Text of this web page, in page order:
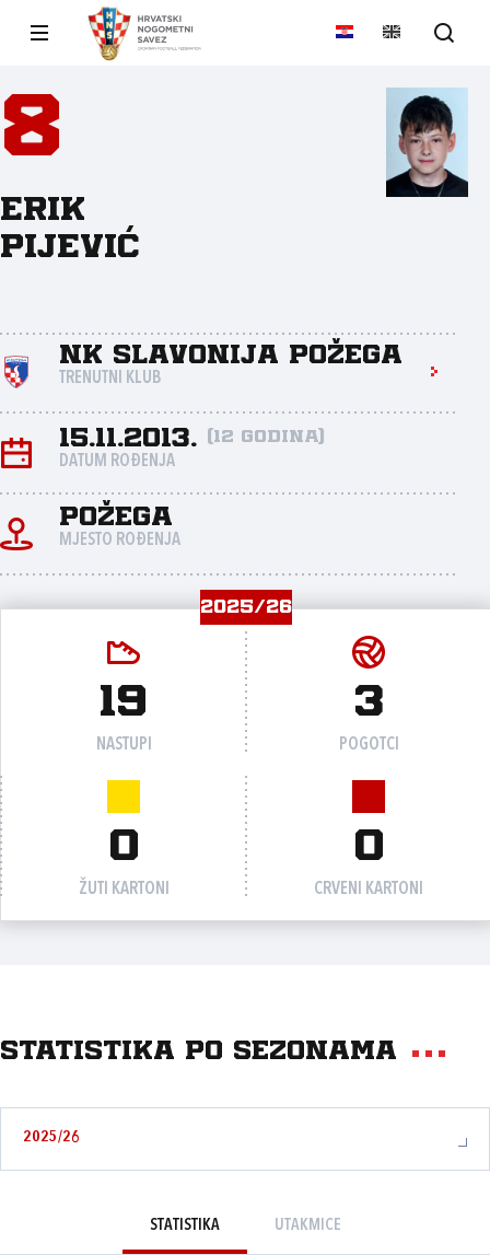
8
Erik
Pijević
NK Slavonija Požega
TRENUTNI KLUB
15.11.2013. (12 godina)
DATUM ROĐENJA
Požega
MJESTO ROĐENJA
2025/26
19
NASTUPI
3
POGOTCI
0
ŽUTI KARTONI
0
CRVENI KARTONI
Statistika po sezonama
2025/26
STATISTIKA UTAKMICE